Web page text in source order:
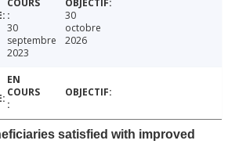
30
septembre
2023
30
octobre
2026
satisfied with improved